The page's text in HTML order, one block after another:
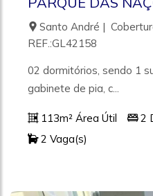
Santo André |
REF.:GL42158
02 dormitórios, sendo 1
gabinete de pia, c...
113m² Área Útil 2
2 Vaga(s)